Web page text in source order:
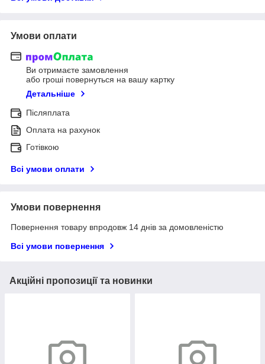
Умови оплати
Ви отримаєте замовлення
або гроші повернуться на вашу картку
Детальніше
Післяплата
Оплата на рахунок
Готівкою
Всі умови оплати
Умови повернення
Повернення товару впродовж 14 днів за домовленістю
Всі умови повернення
Акційні пропозиції та новинки